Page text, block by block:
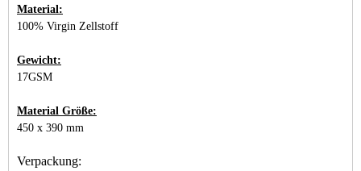
Material:
100% Virgin Zellstoff
Gewicht:
17GSM
Material Größe:
450 x 390 mm
Verpackung: